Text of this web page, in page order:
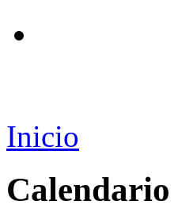
Inicio
Calendario